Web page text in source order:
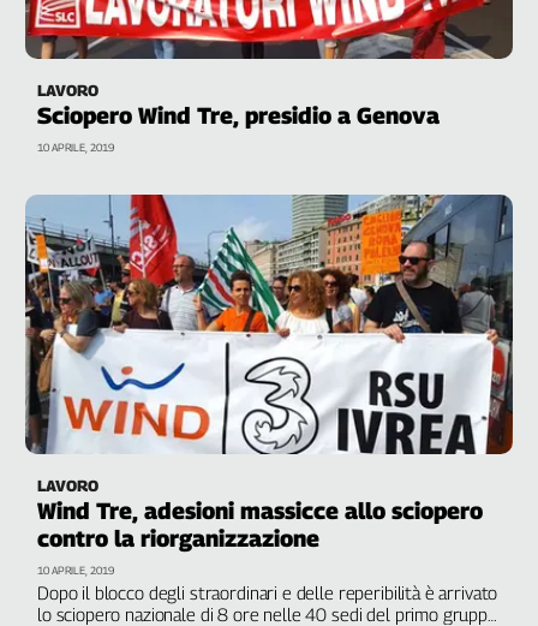
Cerca
Contatti
redazione
Newsletter
Social
LAVORO
Sciopero Wind Tre, presidio a Genova
10 APRILE, 2019
LAVORO
Wind Tre, adesioni massicce allo sciopero
contro la riorganizzazione
Dopo il blocco degli straordinari e delle reperibilità è arrivato
lo sciopero nazionale di 8 ore nelle 40 sedi del primo gruppo
10 APRILE, 2019